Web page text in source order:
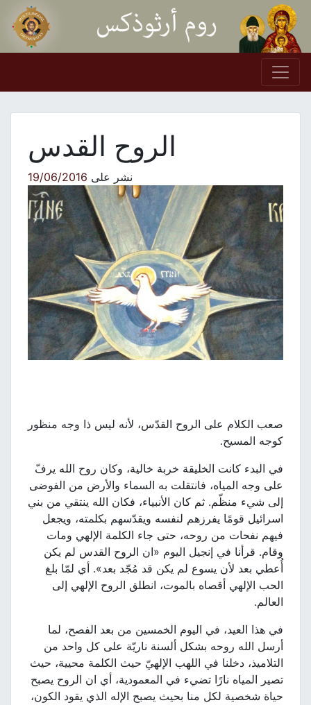
Skip to content
Main Navigation
الروح القدس
نشر على19/06/2016
صعب الكلام على الروح القدّس، لأنه ليس ذا وجه منظور
كوجه المسيح.
في البدء كانت الخليقة خربة خالية، وكان روح الله يرفّ
على وجه المياه، فانتقلت به السماء والأرض من الفوضى
إلى شيء منظّم. ثم كان الأنبياء، فكان الله ينتقي من بني
اسرائيل قومًا يفرزهم لنفسه ويقدّسهم بكلمته، ويجعل
فيهم نفحات من روحه، حتى جاء الكلمة الإلهي ومات
وقام. قرأنا في إنجيل اليوم «ان الروح القدس لم يكن
أُعطي بعد لأن يسوع لم يكن قد مُجّد بعد». أي لمّا بلغ
الحب الإلهي أقصاه بالموت، انطلق الروح الإلهي إلى
العالم.
في هذا العيد، في اليوم الخمسين من بعد الفصح، لما
أرسل الله روحه بشكل ألسنة ناريّة على كل واحد من
التلاميذ، دخلنا في اللهب الإلهيّ حيث الكلمة محيية، حيث
تصير المياه نارًا تضيء في المعمودية، أي ان الروح يصبح
حياة شخصية لكل منا بحيث يصبح الإله الذي يقود الكون،